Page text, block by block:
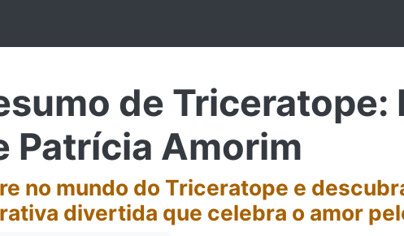
de Triceratope:
Patrícia Amorim
no mundo do Triceratope e
divertida que celebra o amor